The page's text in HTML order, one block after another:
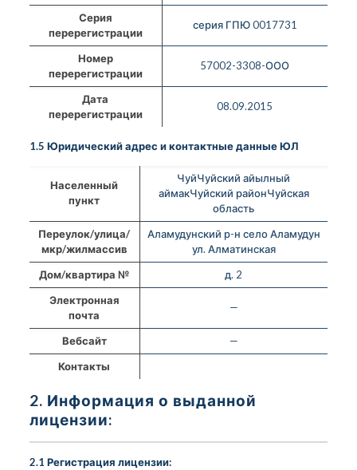
Серия
перерегистрации
серия ГПЮ 0017731
Номер
перерегистрации
57002-3308-ООО
Дата
перерегистрации
08.09.2015
1.5 Юридический адрес и контактные данные ЮЛ
Населенный
пункт
ЧуйЧуйский айылный
аймакЧуйский районЧуйская
область
Переулок/улица/
мкр/жилмассив
Аламудунский р-н село Аламудун
ул. Алматинская
Дом/квартира №
д. 2
Электронная
почта
—
Вебсайт
—
Контакты
2. Информация о выданной
лицензии:
2.1 Регистрация лицензии: